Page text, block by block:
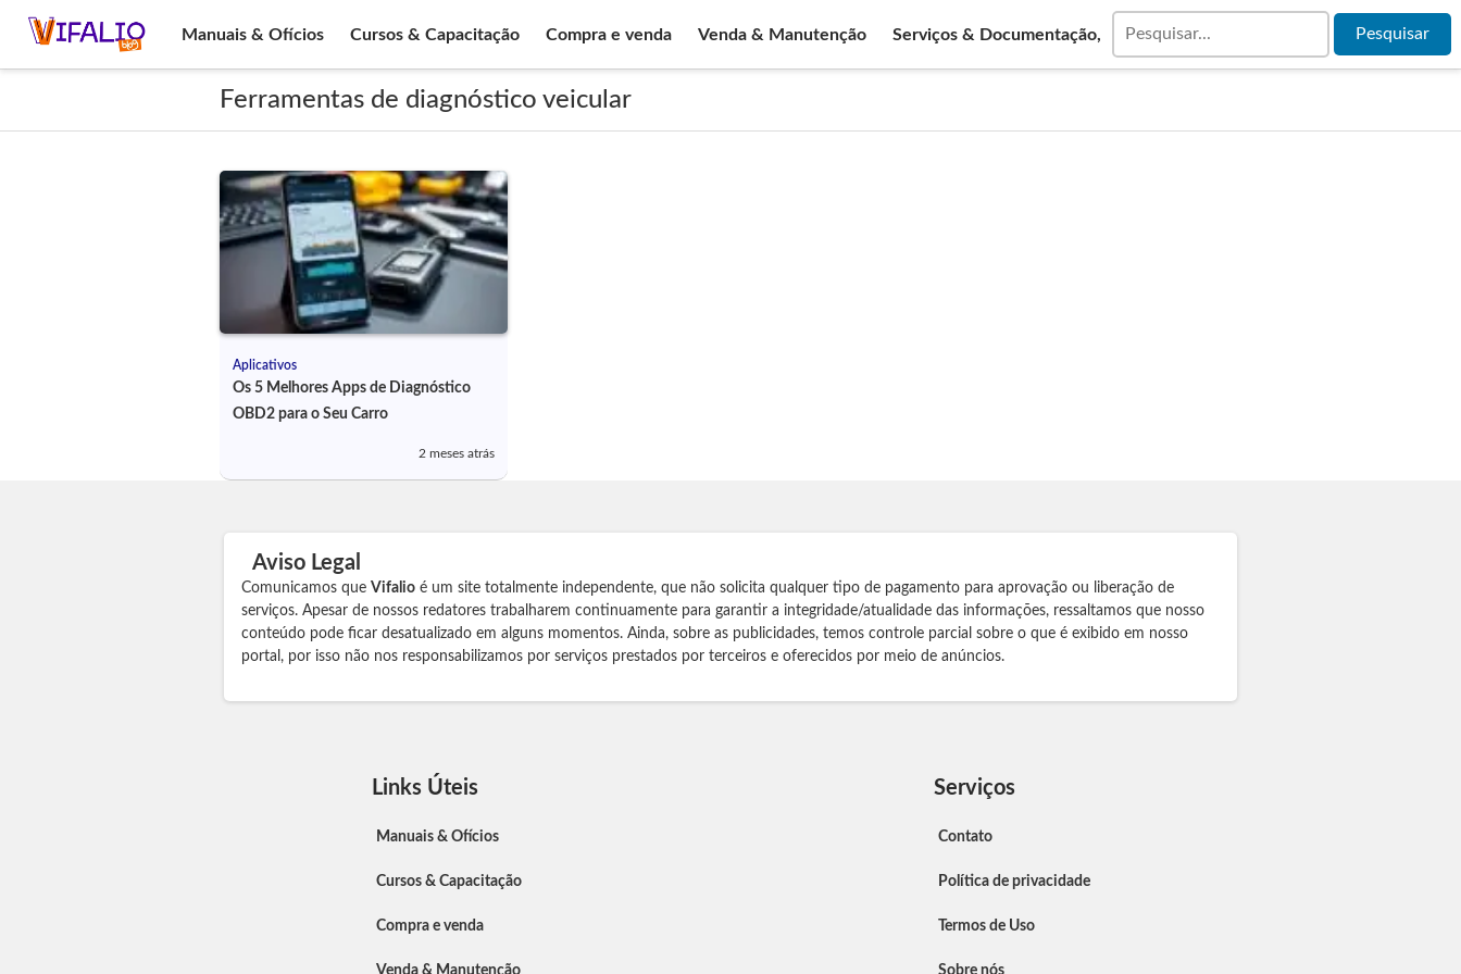
Manuais & Ofícios Cursos & Capacitação Compra e venda Venda & Manutenção Serviços & Documentação,
Ferramentas de diagnóstico veicular
Aplicativos
Os 5 Melhores Apps de Diagnóstico
OBD2 para o Seu Carro
2 meses atrás
Aviso Legal
Comunicamos que Vifalio é um site totalmente independente, que não solicita qualquer tipo de pagamento para aprovação ou liberação de
serviços. Apesar de nossos redatores trabalharem continuamente para garantir a integridade/atualidade das informações, ressaltamos que nosso
conteúdo pode ficar desatualizado em alguns momentos. Ainda, sobre as publicidades, temos controle parcial sobre o que é exibido em nosso
portal, por isso não nos responsabilizamos por serviços prestados por terceiros e oferecidos por meio de anúncios.
Links Úteis
Manuais & Ofícios
Cursos & Capacitação
Compra e venda
Venda & Manutenção
Serviços
Contato
Política de privacidade
Termos de Uso
Sobre nós